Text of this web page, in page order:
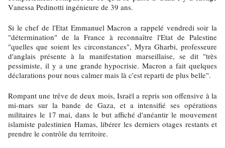
Vanessa Pedinotti ingénieure de 39 ans.
Si le chef de l'Etat Emmanuel Macron a rappelé vendredi soir la
"détermination" de la France à reconnaître l'Etat de Palestine
"quelles que soient les circonstances", Myra Gharbi, professeure
d'anglais présente à la manifestation marseillaise, se dit "très
pessimiste, il y a une grande hypocrisie. Macron a fait quelques
déclarations pour nous calmer mais là c'est reparti de plus belle".
Rompant une trêve de deux mois, Israël a repris son offensive à la
mi-mars sur la bande de Gaza, et a intensifié ses opérations
militaires le 17 mai, dans le but affiché d'anéantir le mouvement
islamiste palestinien Hamas, libérer les derniers otages restants et
prendre le contrôle du territoire.